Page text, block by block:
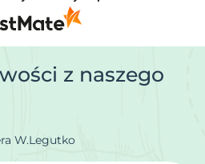
z naszego
W.Legutko